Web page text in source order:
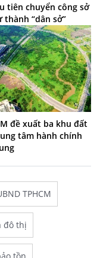
tiên chuyển công sở
thành “dân sở”
đề xuất ba khu đất
tâm hành chính
TPHCM
đô thị